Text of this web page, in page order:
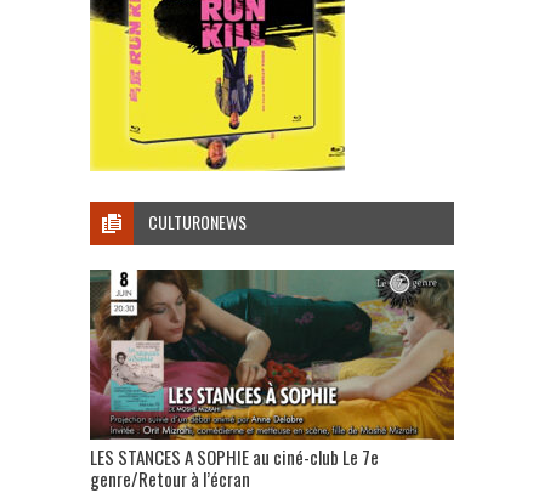
CULTURONEWS
LES STANCES A SOPHIE au ciné-club Le 7e
genre/Retour à l’écran